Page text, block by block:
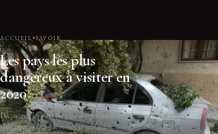
ACCUEIL SAVOIR
Les pays les plus
dangereux à visiter en
2020
Découvrez les pays les plus dangereux à visiter, dont la Libye et El
Salvador, et leurs histoires troublantes.